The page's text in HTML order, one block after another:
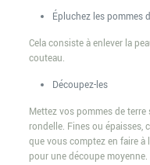
Épluchez les pommes
Cela consiste à enlever la
couteau.
Découpez-les
Mettez vos pommes de
rondelle. Fines ou épaisses,
que vous comptez en faire à
pour une découpe